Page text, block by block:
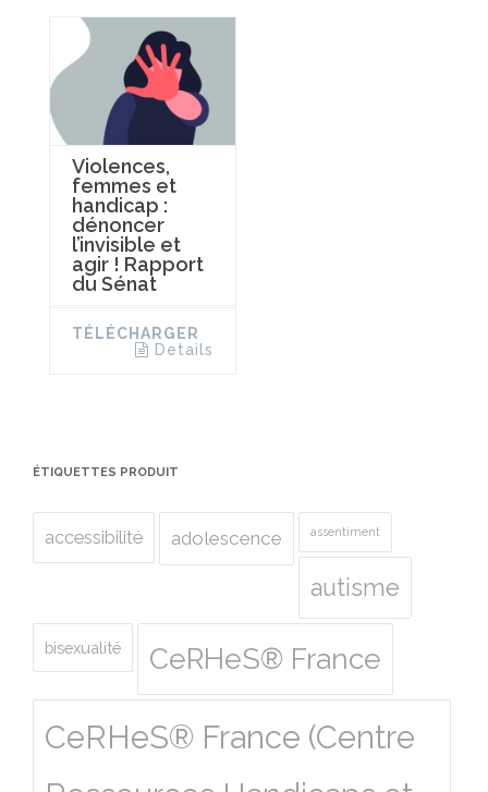
Violences,
femmes et
handicap :
dénoncer
l’invisible et
agir ! Rapport
du Sénat
TÉLÉCHARGER
Details
ÉTIQUETTES PRODUIT
accessibilité adolescence assentiment
autisme
bisexualité CeRHeS® France
CeRHeS® France (Centre